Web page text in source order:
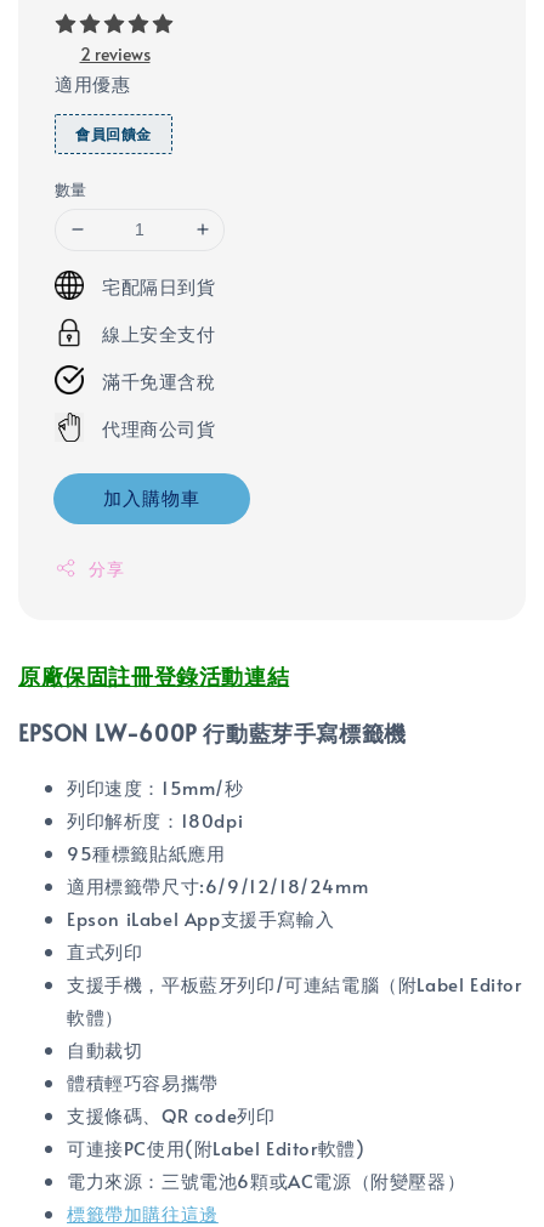
2 reviews
適用優惠
會員回饋金
數量
宅配隔日到貨
線上安全支付
滿千免運含稅
代理商公司貨
加入購物車
分享
原廠保固註冊登錄活動連結
EPSON LW-600P 行動藍芽手寫標籤機
列印速度：15mm/秒
列印解析度：180dpi
95種標籤貼紙應用
適用標籤帶尺寸:6/9/12/18/24mm
Epson iLabel App支援手寫輸入
直式列印
支援手機，平板藍牙列印/可連結電腦（附Label Editor
軟體）
自動裁切
體積輕巧容易攜帶
支援條碼、QR code列印
可連接PC使用(附Label Editor軟體)
電力來源：三號電池6顆或AC電源（附變壓器）
標籤帶加購往這邊